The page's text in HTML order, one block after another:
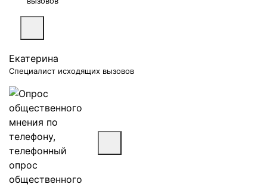
Екатерина
Специалист исходящих вызовов